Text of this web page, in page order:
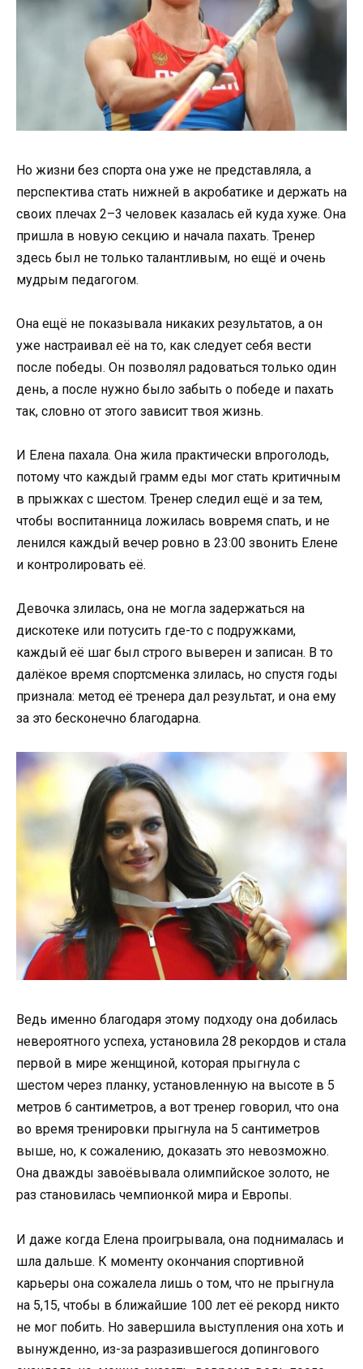
Но жизни без спорта она уже не представляла, а
перспектива стать нижней в акробатике и держать на
своих плечах 2–3 человек казалась ей куда хуже. Она
пришла в новую секцию и начала пахать. Тренер
здесь был не только талантливым, но ещё и очень
мудрым педагогом.
Она ещё не показывала никаких результатов, а он
уже настраивал её на то, как следует себя вести
после победы. Он позволял радоваться только один
день, а после нужно было забыть о победе и пахать
так, словно от этого зависит твоя жизнь.
И Елена пахала. Она жила практически впроголодь,
потому что каждый грамм еды мог стать критичным
в прыжках с шестом. Тренер следил ещё и за тем,
чтобы воспитанница ложилась вовремя спать, и не
ленился каждый вечер ровно в 23:00 звонить Елене
и контролировать её.
Девочка злилась, она не могла задержаться на
дискотеке или потусить где-то с подружками,
каждый её шаг был строго выверен и записан. В то
далёкое время спортсменка злилась, но спустя годы
признала: метод её тренера дал результат, и она ему
за это бесконечно благодарна.
Ведь именно благодаря этому подходу она добилась
невероятного успеха, установила 28 рекордов и стала
первой в мире женщиной, которая прыгнула с
шестом через планку, установленную на высоте в 5
метров 6 сантиметров, а вот тренер говорил, что она
во время тренировки прыгнула на 5 сантиметров
выше, но, к сожалению, доказать это невозможно.
Она дважды завоёвывала олимпийское золото, не
раз становилась чемпионкой мира и Европы.
И даже когда Елена проигрывала, она поднималась и
шла дальше. К моменту окончания спортивной
карьеры она сожалела лишь о том, что не прыгнула
на 5,15, чтобы в ближайшие 100 лет её рекорд никто
не мог побить. Но завершила выступления она хоть и
вынужденно, из-за разразившегося допингового